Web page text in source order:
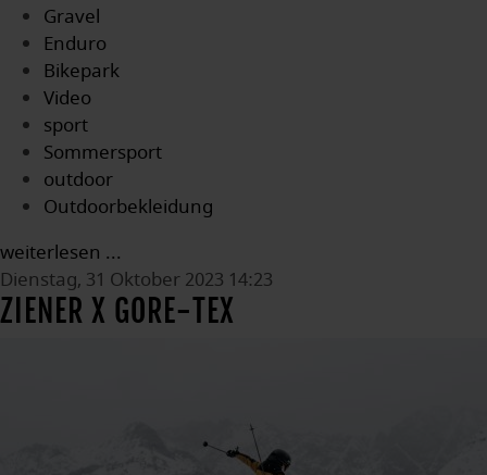
Gravel
Enduro
Bikepark
Video
sport
Sommersport
outdoor
Outdoorbekleidung
weiterlesen ...
Dienstag, 31 Oktober 2023 14:23
ZIENER X GORE-TEX